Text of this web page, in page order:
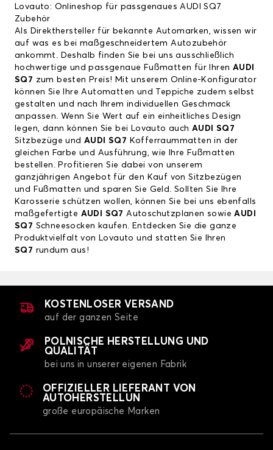
Lovauto: Onlineshop für passgenaues AUDI SQ7
Zubehör
Als Direkthersteller für bekannte Automarken, wissen wir
auf was es bei maßgeschneidertem Autozubehör
ankommt. Deshalb finden Sie bei uns ausschließlich
hochwertige und passgenaue Fußmatten für Ihren AUDI
SQ7 zum besten Preis! Mit unserem Online-Konfigurator
können Sie Ihre Automatten und Teppiche zudem selbst
gestalten und nach Ihrem individuellen Geschmack
anpassen. Wenn Sie Wert auf ein einheitliches Design
legen, dann können Sie bei Lovauto auch AUDI SQ7
Sitzbezüge und AUDI SQ7 Kofferraummatten in der
gleichen Farbe und Ausführung, wie Ihre Fußmatten
bestellen. Profitieren Sie dabei von unserem
ganzjährigen Angebot für den Kauf von Sitzbezügen
und Fußmatten und sparen Sie Geld. Sollten Sie Ihre
Karosserie schützen wollen, können Sie bei uns ebenfalls
maßgefertigte AUDI SQ7 Autoschutzplanen sowieAUDI
SQ7 Schneesocken kaufen. Entdecken Sie die ganze
Produktvielfalt von Lovauto und statten Sie Ihren
SQ7 rundum aus!
KOSTENLOSER VERSAND
auf der ganzen Seite
POLNISCHE HERSTELLUNG UND
QUALITÄT
bei uns in unserer eigenen Fabrik
OFFIZIELLER LIEFERANT VON
AUTOHERSTELLUN
große europäische Marken